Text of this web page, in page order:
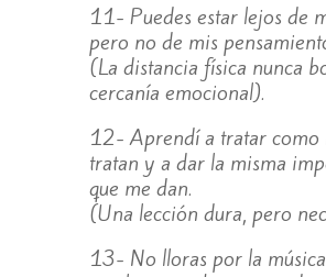
11- Puedes estar lejos de
pero no de mis
(La distancia física nunca
cercanía emocional).
12- Aprendí a tratar como
tratan y a dar la misma
que me dan.
(Una lección dura, pero
13- No lloras por la